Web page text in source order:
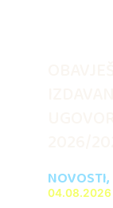
NOVOSTI,
04.08.2026